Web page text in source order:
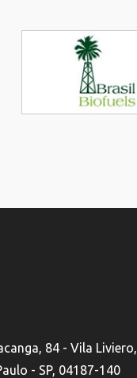
84 - Vila Liviero,
- SP, 04187-140